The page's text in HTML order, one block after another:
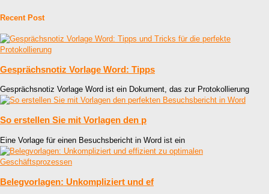
Recent Post
Gesprächsnotiz Vorlage Word: Tipps
Gesprächsnotiz Vorlage Word ist ein Dokument, das zur Protokollierung
So erstellen Sie mit Vorlagen den p
Eine Vorlage für einen Besuchsbericht in Word ist ein
Belegvorlagen: Unkompliziert und ef